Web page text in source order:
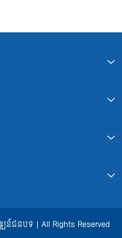
ន៍ជនបទ | All Rights Reserved